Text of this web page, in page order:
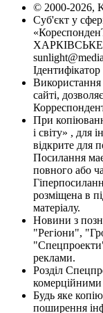
© 2000-2026,
Суб'єкт у
ХАРКІВСЬКЕ
Використання
сайті,
При
і світу» , для
відкрите для
Посилання
повного або
розміщена в
матеріалу.
Новини з
"Регіони",
реклами.
Розділ
Будь яке
поширення